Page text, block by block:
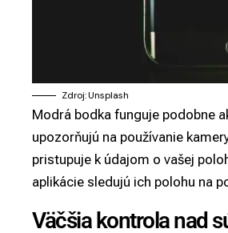
Zdroj: Unsplash
Modrá bodka funguje podobne
upozorňujú na používanie
pristupuje k údajom o vašej
aplikácie sledujú ich polohu na
Väčšia kontrola nad